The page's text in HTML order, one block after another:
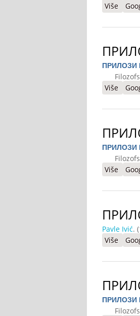
Više o
ПРИЛОЗИ
Više o
ПРИЛОЗИ
Više o
Pavle Ivić.
Više o
ПРИЛОЗИ